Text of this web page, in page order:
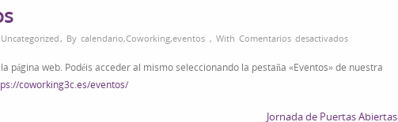
Uncategorized, By calendario,Coworking,eventos , With Comentarios desactivadosen
de
página web. Podéis acceder al mismo seleccionando la pestaña «Eventos» de nuestra
coworking3c.es/eventos/
Jornada de Puertas Abiertas